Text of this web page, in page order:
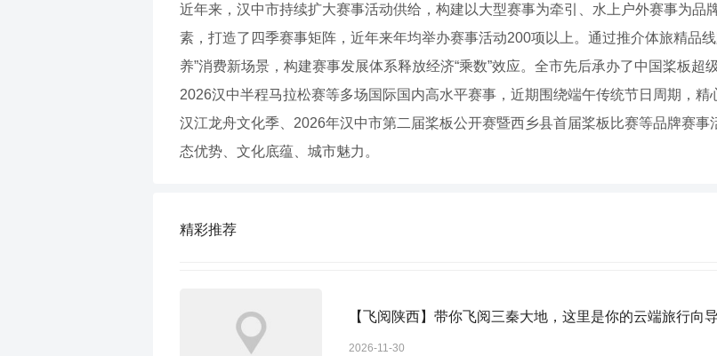
近年来，汉中市持续扩大赛事活动供给，构建以大型赛事为牵引、水上户外赛事为品
素，打造了四季赛事矩阵，近年来年均举办赛事活动200项以上。通过推介体旅精品
养”消费新场景，构建赛事发展体系释放经济“乘数”效应。全市先后承办了中国桨板超
2026汉中半程马拉松赛等多场国际国内高水平赛事，近期围绕端午传统节日周期，
汉江龙舟文化季、2026年汉中市第二届桨板公开赛暨西乡县首届桨板比赛等品牌赛
态优势、文化底蕴、城市魅力。
精彩推荐
【飞阅陕西】带你飞阅三秦大地，这里是你的云端旅行向导
2026-11-30